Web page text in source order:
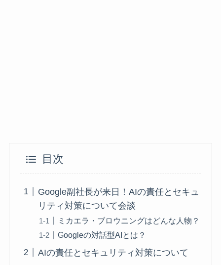
目次
Google副社長が来日！AIの責任とセキュ
リティ対策について会談
ミカエラ・ブロウニングはどんな人物？
Googleの対話型AIとは？
AIの責任とセキュリティ対策について